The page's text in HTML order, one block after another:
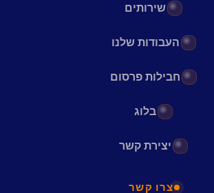
שירותים
העבודות שלנו
חבילות פרסום
בלוג
יצירת קשר
צרו קשר